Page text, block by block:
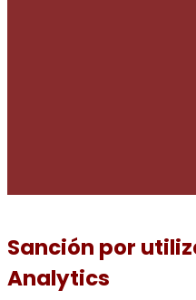
Sanción por
Analytics